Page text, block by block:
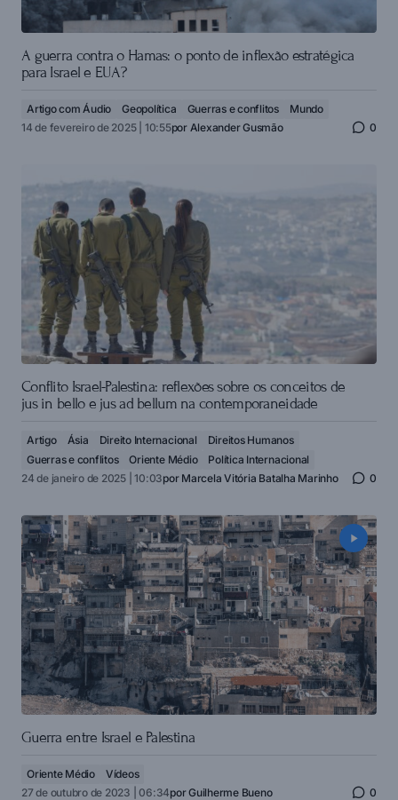
A guerra contra o Hamas: o ponto de inflexão estratégica
para Israel e EUA?
Artigo com Áudio Geopolítica Guerras e conflitos
Mundo
14 de fevereiro de 2025 | 10:55por Alexander Gusmão 0
Conflito Israel-Palestina: reflexões sobre os conceitos de
jus in bello e jus ad bellum na contemporaneidade
Artigo Ásia Direito Internacional
Direitos Humanos
Guerras e conflitos
Oriente Médio
Política Internacional
24 de janeiro de 2025 | 10:03por Marcela Vitória Batalha Marinho 0
Guerra entre Israel e Palestina
Oriente Médio
Vídeos
27 de outubro de 2023 | 06:34porGuilherme Bueno 0